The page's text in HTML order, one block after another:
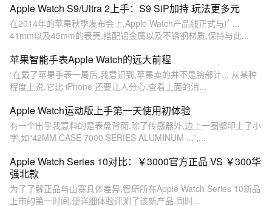
Apple Watch S9/Ultra 2上手：S9 SiP加持 玩法更多元
在2014年的苹果秋季发布会上,Apple Watch产品线正式与广...
41mm以及45mm的表壳,搭配铝金属以及不锈钢材质,保持与此...
苹果智能手表Apple Watch的远大前程
“在戴了苹果手表一周后,我意识到,苹果卖的并不是腕部计... 从某种
程度上说,它比 iPhone 还要让人分心,查看上面的消...
Apple Watch运动版上手第一天使用初体验
有一个出乎我意料的是表盘背面,除了传感器外,边上一圈都印上了小
字,如“42MM CASE 7000 SERIES ALUMINUM ...”,...
Apple Watch Series 10对比：￥3000官方正品 VS ￥300华
强北款
为了了解正品与山寨具体差异,智研所在Apple Watch Series 10新品
上市的第一时间,便详细体验评测了该新产品,同时...